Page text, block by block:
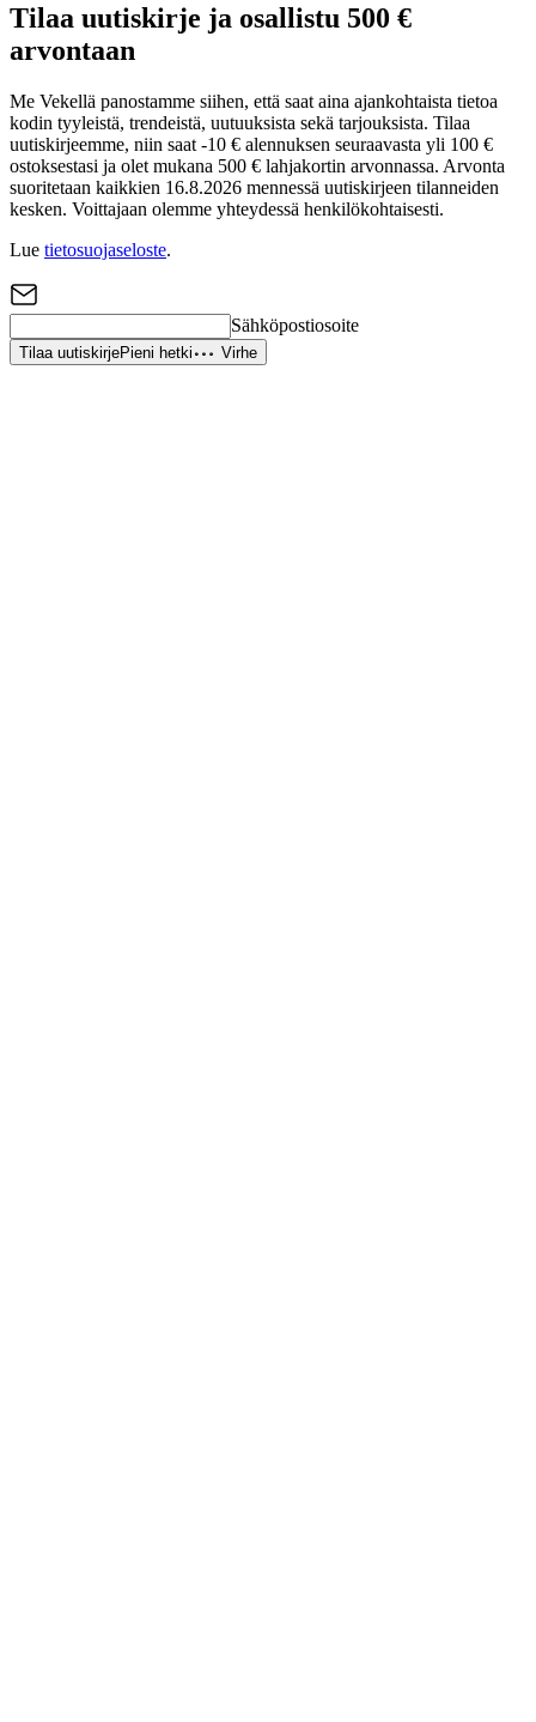
Tilaa uutiskirje ja osallistu 500 €
arvontaan
Me Vekellä panostamme siihen, että saat aina ajankohtaista tietoa
kodin tyyleistä, trendeistä, uutuuksista sekä tarjouksista. Tilaa
uutiskirjeemme, niin saat -10 € alennuksen seuraavasta yli 100 €
ostoksestasi ja olet mukana 500 € lahjakortin arvonnassa. Arvonta
suoritetaan kaikkien 16.8.2026 mennessä uutiskirjeen tilanneiden
kesken. Voittajaan olemme yhteydessä henkilökohtaisesti.
Lue tietosuojaseloste.
Sähköpostiosoite
Tilaa uutiskirjePieni hetki Virhe